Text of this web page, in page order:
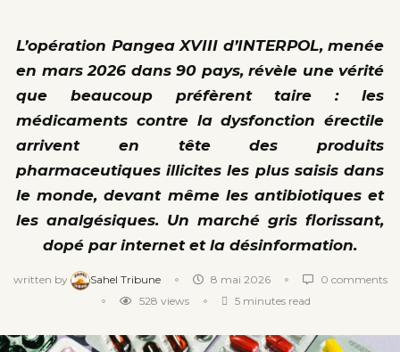
L’opération Pangea XVIII d’INTERPOL, menée
en mars 2026 dans 90 pays, révèle une vérité
que beaucoup préfèrent taire : les
médicaments contre la dysfonction érectile
arrivent en tête des produits
pharmaceutiques illicites les plus saisis dans
le monde, devant même les antibiotiques et
les analgésiques. Un marché gris florissant,
dopé par internet et la désinformation.
written by Sahel Tribune 8 mai 2026
0 comments
528 views 5 minutes read